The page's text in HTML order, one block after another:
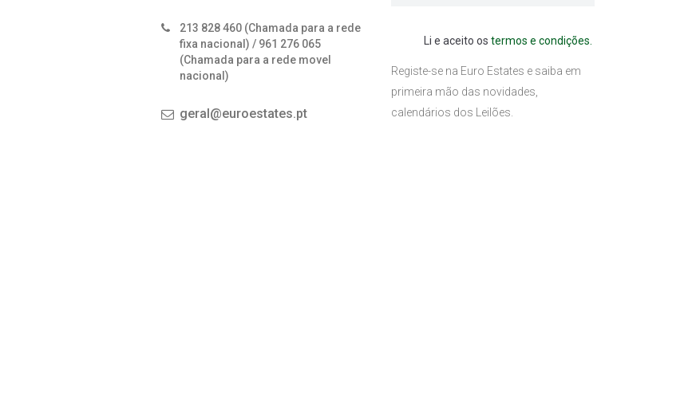
213 828 460 (Chamada para a rede
fixa nacional) / 961 276 065
(Chamada para a rede movel
nacional)
geral@euroestates.pt
Li e aceito os termos e condições.
Registe-se na Euro Estates e saiba em
primeira mão das novidades,
calendários dos Leilões.